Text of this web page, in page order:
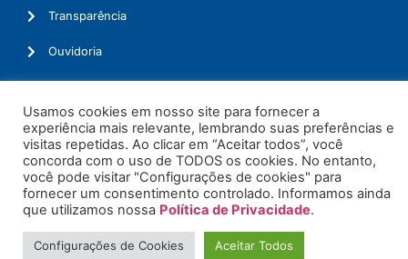
Transparência
Ouvidoria
© 2026. Todos os Direitos Reservados.
Usamos cookies em nosso site para fornecer a
experiência mais relevante, lembrando suas preferências e
visitas repetidas. Ao clicar em “Aceitar todos”, você
concorda com o uso de TODOS os cookies. No entanto,
você pode visitar "Configurações de cookies" para
fornecer um consentimento controlado. Informamos ainda
que utilizamos nossa Política de Privacidade.
Configurações de Cookies Aceitar Todos